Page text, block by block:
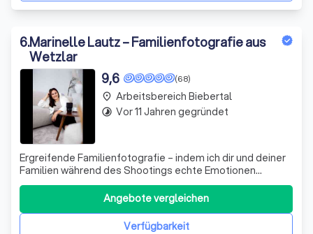
6.Marinelle Lautz – Familienfotografie aus
Wetzlar
(68)
9,6
Ergreifende Familienfotografie – indem ich dir und deiner
Familien während des Shootings echte Emotionen
entlocken, schaffe ich es emotional greifbare
Erinnerungen für deine Zukunft zu kreieren. Dich erwarten
authentischen Familienfotos, die sich durch Lebendigkeit
und ausdrucksstarke Gefühle auszei
Verfügbarkeit
Angebote vergleichen
place Arbeitsbereich Biebertal
timelapse Vor 11 Jahren gegründet